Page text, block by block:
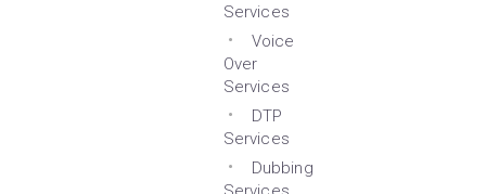
Services
Voice
Over
Services
DTP
Services
Dubbing